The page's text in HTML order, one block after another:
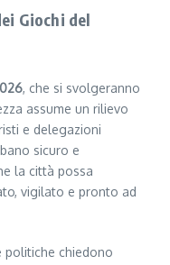
Giochi del
, che si svolgeranno
assume un rilievo
e delegazioni
sicuro e
la città possa
vigilato e pronto ad
politiche chiedono